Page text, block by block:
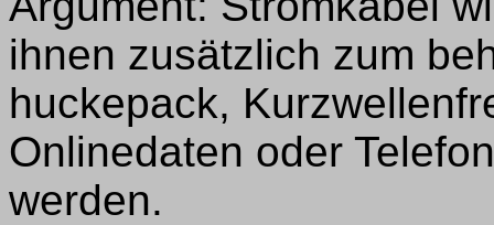
ihnen zusätzlich zum
huckepack,
Onlinedaten oder
werden.